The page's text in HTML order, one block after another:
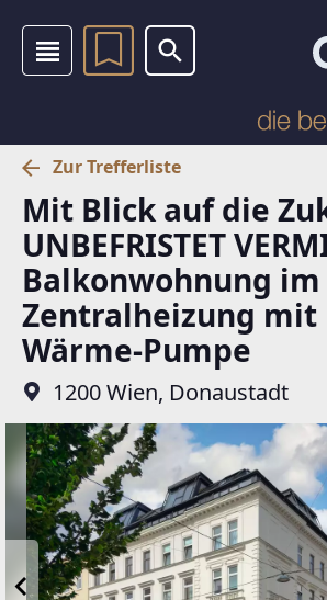
Zur Trefferliste
Mit Blick auf die
UNBEFRISTET
Balkonwohnung im
Zentralheizung mit
Wärme-Pumpe
1200 Wien, Donaustadt